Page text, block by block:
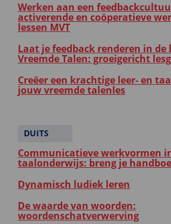
Werken aan een
activerende en coöperatieve
lessen MVT
Laat je feedback renderen in de
Vreemde Talen: groeigericht
Creëer een krachtige leer- en
jouw vreemde talenles
DUITS
Communicatieve werkvormen
taalonderwijs: breng je
Dynamisch ludiek leren
De waarde van woorden:
woordenschatverwerving